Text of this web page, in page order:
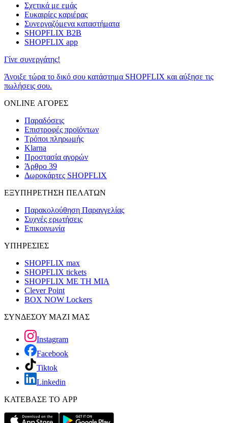
Σχετικά με εμάς
Ευκαιρίες καριέρας
Συνεργαζόμενα καταστήματα
SHOPFLIX B2B
SHOPFLIX app
Γίνε συνεργάτης!
Άνοιξε τώρα το δικό σου κατάστημα SHOPFLIX και αύξησε τις
πωλήσεις σου.
ONLINE ΑΓΟΡΕΣ
Παραδόσεις
Επιστροφές προϊόντων
Τρόποι πληρωμής
Klarna
Προστασία αγορών
Άρθρο 39
Δωροκάρτες SHOPFLIX
ΕΞΥΠΗΡΕΤΗΣΗ ΠΕΛΑΤΩΝ
Παρακολούθηση Παραγγελίας
Συχνές ερωτήσεις
Επικοινωνία
ΥΠΗΡΕΣΙΕΣ
SHOPFLIX max
SHOPFLIX tickets
SHOPFLIX ΜΕ ΤΗ ΜΙΑ
Clever Point
BOX NOW Lockers
ΣΥΝΔΕΣΟΥ ΜΑΖΙ ΜΑΣ
Instagram
Facebook
Tiktok
Linkedin
ΚΑΤΕΒΑΣΕ ΤΟ APP